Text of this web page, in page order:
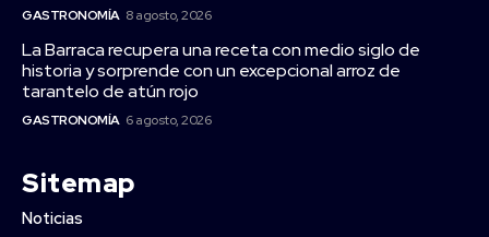
GASTRONOMÍA 8 agosto, 2026
La Barraca recupera una receta con medio siglo de
historia y sorprende con un excepcional arroz de
tarantelo de atún rojo
GASTRONOMÍA 6 agosto, 2026
Sitemap
Noticias